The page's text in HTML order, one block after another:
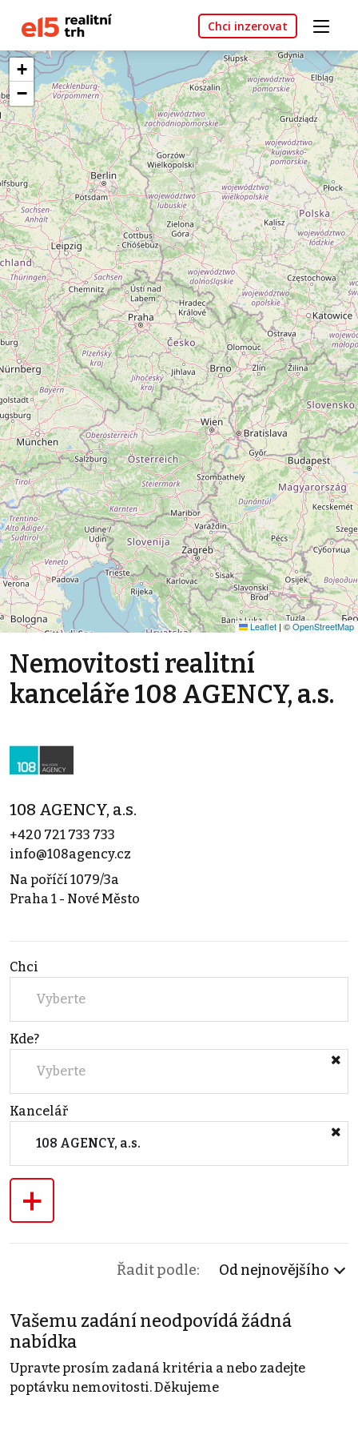
Chci inzerovat
+
−
Leaflet | ©OpenStreetMap
Nemovitosti realitní
kanceláře 108 AGENCY, a.s.
108 AGENCY, a.s.
+420 721 733 733
info@108agency.cz
Na poříčí 1079/3a
Praha 1 - Nové Město
Chci
Vyberte
Kde?
Vyberte
Kancelář
108 AGENCY, a.s.
+
Řadit podle: Od nejnovějšího
Vašemu zadání neodpovídá žádná
nabídka
Upravte prosím zadaná kritéria a nebo zadejte
poptávku nemovitosti. Děkujeme